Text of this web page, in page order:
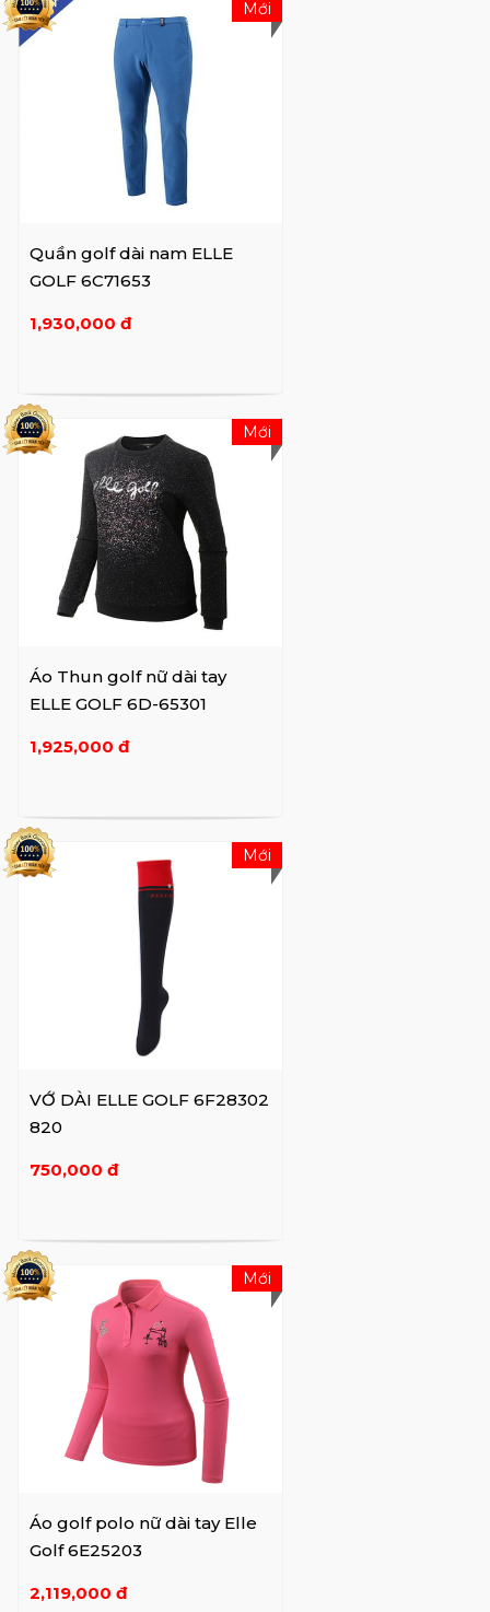
Quần golf dài nam ELLE
GOLF 6C71653
1,930,000 đ
Mới
Áo Thun golf nữ dài tay
ELLE GOLF 6D-65301
1,925,000 đ
Mới
VỚ DÀI ELLE GOLF 6F28302
820
750,000 đ
Mới
Áo golf polo nữ dài tay Elle
Golf 6E25203
2,119,000 đ
Mới